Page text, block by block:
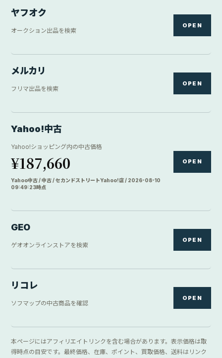
ヤフオク
オークション出品を検索
OPEN
メルカリ
フリマ出品を検索
OPEN
Yahoo!中古
Yahoo!ショッピング内の中古価格
¥187,660
Yahoo中古 / 中古 / セカンドストリートYahoo!店 / 2026-08-10
09:49:23時点
OPEN
GEO
ゲオオンラインストアを検索
OPEN
リコレ
ソフマップの中古商品を確認
OPEN
本ページにはアフィリエイトリンクを含む場合があります。表示価格は取
得時点の目安です。最終価格、在庫、ポイント、買取価格、送料はリンク